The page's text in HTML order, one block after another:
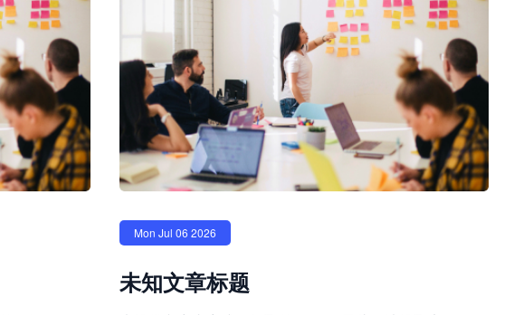
Mon Jul 06 2026
未知文章标题